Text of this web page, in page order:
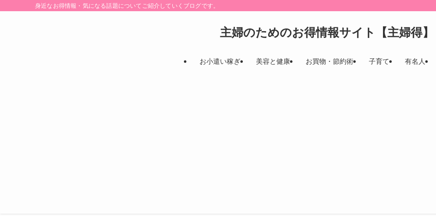
身近なお得情報・気になる話題についてご紹介していくブログです。
主婦のためのお得情報サイト【主婦得】
お小遣い稼ぎ 美容と健康 お買物・節約術 子育て 有名人